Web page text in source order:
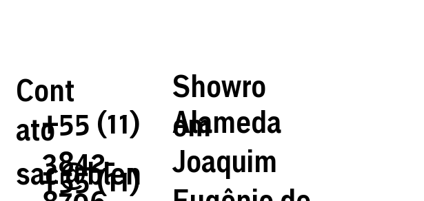
Cont
ato
sac@blen
+55 (11)
3842-
+55 (11)
Showro
om
Alameda
Joaquim